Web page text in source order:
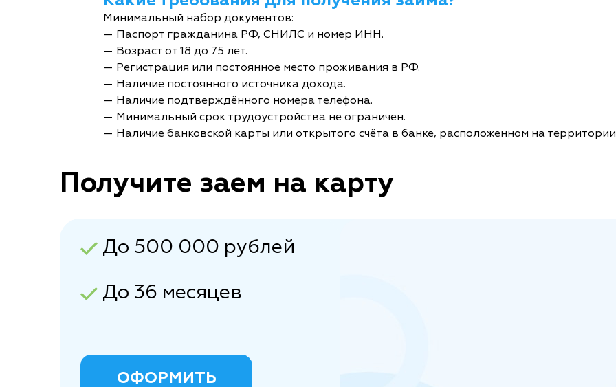
Минимальный набор документов:
— Паспорт гражданина РФ, СНИЛС и номер ИНН.
— Возраст от 18 до 75 лет.
— Регистрация или постоянное место проживания в РФ.
— Наличие постоянного источника дохода.
— Наличие подтверждённого номера телефона.
— Минимальный срок трудоустройства не ограничен.
— Наличие банковской карты или открытого счёта в банке, расположенном на
Получите заем на карту
До 500 000 рублей
До 36 месяцев
ОФОРМИТЬ